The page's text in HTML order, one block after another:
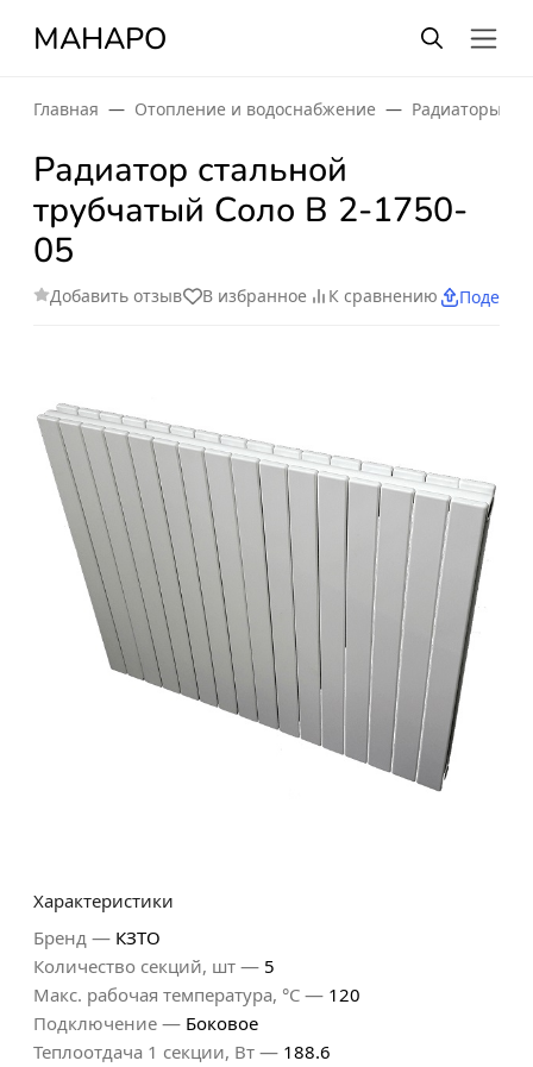
МАНАРО
Главная Отопление и водоснабжение Радиаторы
Радиатор стальной
трубчатый Соло В 2-1750-
05
Добавить отзыв В избранное К сравнению
Характеристики
Бренд — КЗТО
Количество секций, шт — 5
Макс. рабочая температура, °С — 120
Подключение — Боковое
Теплоотдача 1 секции, Вт — 188.6